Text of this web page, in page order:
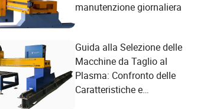
manutenzione giornaliera
Guida alla Selezione delle
Macchine da Taglio al
Plasma: Confronto delle
Caratteristiche e